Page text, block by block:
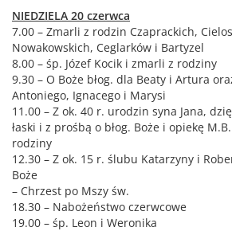
NIEDZIELA ​​​​​20 czerwca
7.00 – Zmarli z rodzin Czaprackich,
Nowakowskich, Ceglarków i Bartyzel
8.00 – śp. Józef Kocik i zmarli z rodziny
9.30 – O Boże błog. dla Beaty i Artura
Antoniego, Ignacego i Marysi
11.00 – Z ok. 40 r. urodzin syna Jana,
łaski i z prośbą o błog. Boże i opiekę
rodziny
12.30 – Z ok. 15 r. ślubu Katarzyny i
Boże
– Chrzest po Mszy św.
18.30 – Nabożeństwo czerwcowe
19.00 – śp. Leon i Weronika